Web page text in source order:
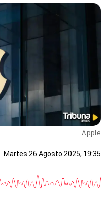
Apple
Martes 26 Agosto 2025, 19:35